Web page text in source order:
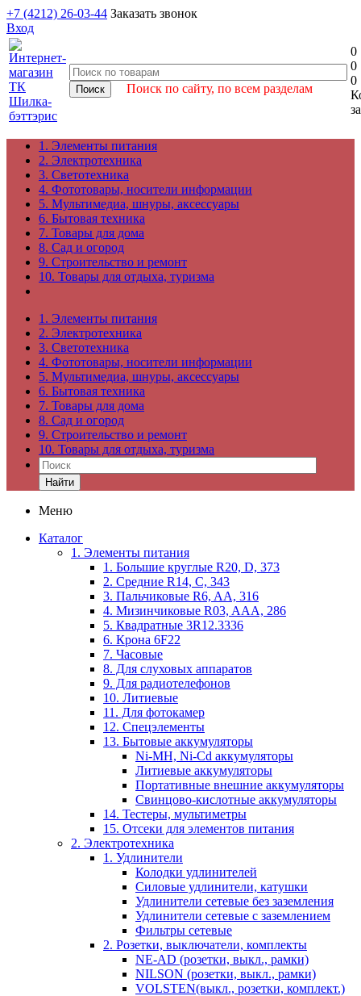
+7 (4212) 26-03-44 Заказать звонок
Вход
Поиск по сайту, по всем разделам
0
0
0
1. Элементы питания
2. Электротехника
3. Светотехника
4. Фототовары, носители информации
5. Мультимедиа, шнуры, аксессуары
6. Бытовая техника
7. Товары для дома
8. Сад и огород
9. Строительство и ремонт
10. Товары для отдыха, туризма
1. Элементы питания
2. Электротехника
3. Светотехника
4. Фототовары, носители информации
5. Мультимедиа, шнуры, аксессуары
6. Бытовая техника
7. Товары для дома
8. Сад и огород
9. Строительство и ремонт
10. Товары для отдыха, туризма
Найти
Меню
Каталог
1. Элементы питания
1. Большие круглые R20, D, 373
2. Средние R14, C, 343
3. Пальчиковые R6, AA, 316
4. Мизинчиковые R03, AAA, 286
5. Квадратные 3R12.3336
6. Крона 6F22
7. Часовые
8. Для слуховых аппаратов
9. Для радиотелефонов
10. Литиевые
11. Для фотокамер
12. Спецэлементы
13. Бытовые аккумуляторы
Ni-MH, Ni-Cd аккумуляторы
Литиевые аккумуляторы
Портативные внешние аккумуляторы
Свинцово-кислотные аккумуляторы
14. Тестеры, мультиметры
15. Отсеки для элементов питания
2. Электротехника
1. Удлинители
Колодки удлинителей
Силовые удлинители, катушки
Удлинители сетевые без заземления
Удлинители сетевые с заземлением
Фильтры сетевые
2. Розетки, выключатели, комплекты
NE-AD (розетки, выкл., рамки)
NILSON (розетки, выкл., рамки)
VOLSTEN(выкл., розетки, комплект.)